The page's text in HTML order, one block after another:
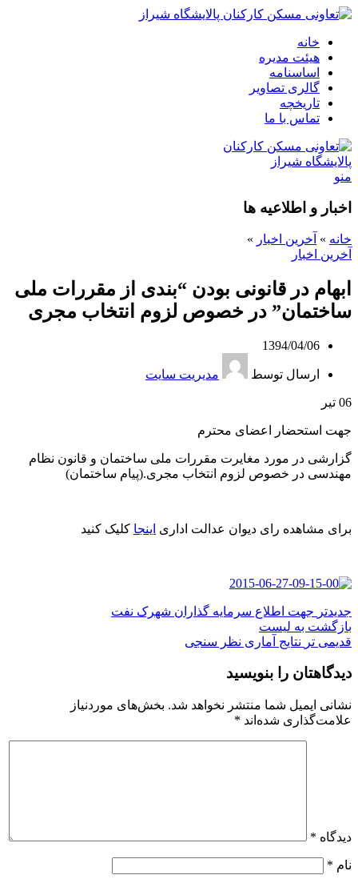
خانه
هيئت مديره
اساسنامه
گالری تصاویر
تاریخچه
تماس با ما
منو
اخبار و اطلاعیه ها
خانه » آخرین اخبار »
آخرین اخبار
ابهام در قانونی بودن “بندی از مقررات ملی
ساختمان” در خصوص لزوم انتخاب مجری
1394/04/06
ارسال توسط مدیریت سایت
06 تیر
جهت استحضار اعضای محترم
گزارشی در مورد مغایرت مقررات ملی ساختمان و قانون نظام
مهندسی در خصوص لزوم انتخاب مجری.(پیام ساختمان)
برای مشاهده رای دیوان عدالت اداری اینجا کلیک کنید
جدیدتر جهت اطلاع سرمایه گذاران شهرک نفت
بازگشت به لیست
قدیمی تر نتایج آماری نظر سنجی
دیدگاهتان را بنویسید
نشانی ایمیل شما منتشر نخواهد شد. بخش‌های موردنیاز
علامت‌گذاری شده‌اند *
دیدگاه *
نام *